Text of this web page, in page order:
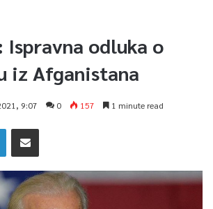
Ispravna odluka o
iz Afganistana
9:07 0 157 1 minute read